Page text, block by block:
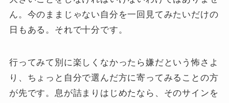
ん。今のままじゃない自分を一回見てみたいだけの
日もある。それで十分です。
行ってみて別に楽しくなかったら嫌だという怖さよ
り、ちょっと自分で選んだ方に寄ってみることの方
が先です。息が詰まりはじめたなら、そのサインを